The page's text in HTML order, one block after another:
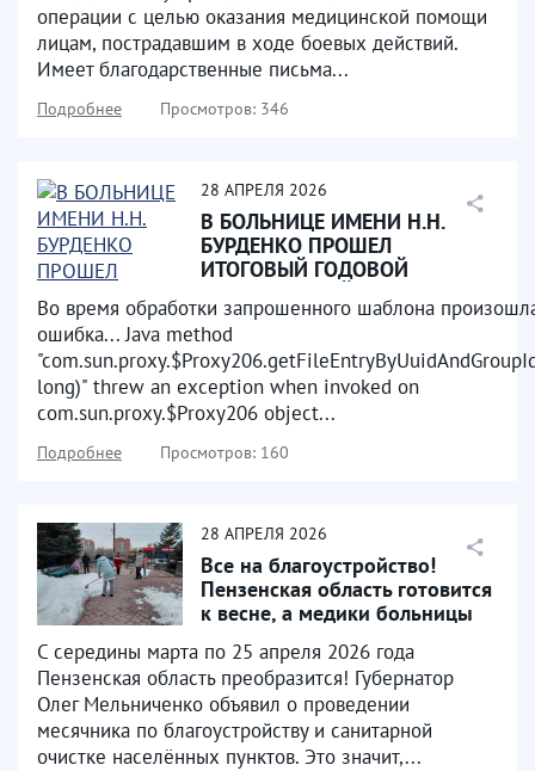
операции с целью оказания медицинской помощи
лицам, пострадавшим в ходе боевых действий.
Имеет благодарственные письма...
Подробнее Просмотров: 346
28 АПРЕЛЯ 2026
В БОЛЬНИЦЕ ИМЕНИ Н.Н.
БУРДЕНКО ПРОШЕЛ
ИТОГОВЫЙ ГОДОВОЙ
МЕДИЦИНСКИЙ СОВЕТ
Во время обработки запрошенного шаблона
ошибка... Java method
long)" threw an exception when invoked on
com.sun.proxy.$Proxy206 object...
Подробнее Просмотров: 160
28 АПРЕЛЯ 2026
Все на благоустройство!
Пензенская область готовится
к весне, а медики больницы
С середины марта по 25 апреля 2026 года
Пензенская область преобразится! Губернатор
Олег Мельниченко объявил о проведении
месячника по благоустройству и санитарной
очистке населённых пунктов. Это значит,...